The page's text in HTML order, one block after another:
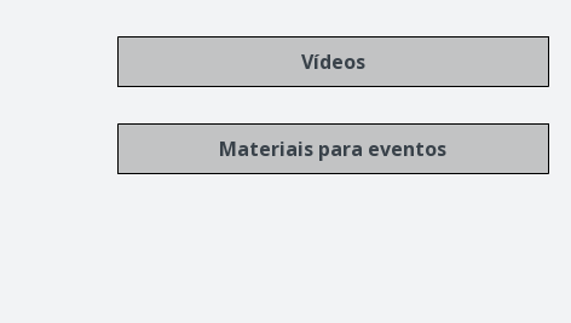
Vídeos
Materiais para eventos